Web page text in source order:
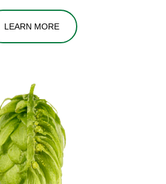
LEARN MORE